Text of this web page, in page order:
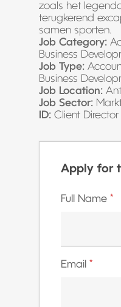
zoals het
terugkerend
samen sporten.
Job Category:
Business
Job Type:
Business
Job Location:
Job Sector:
ID: Client Director
Apply for
Full Name *
Email *